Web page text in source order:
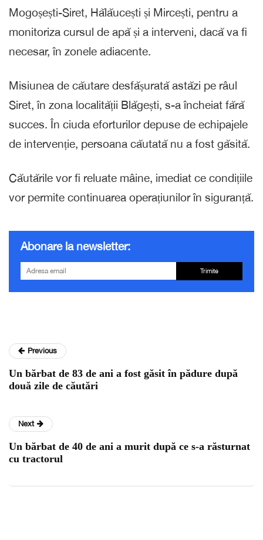
Mogoșești-Siret, Hălăucești și Mircești, pentru a
monitoriza cursul de apă și a interveni, dacă va fi
necesar, în zonele adiacente.
Misiunea de căutare desfășurată astăzi pe râul
Siret, în zona localității Blăgești, s-a încheiat fără
succes. În ciuda eforturilor depuse de echipajele
de intervenție, persoana căutată nu a fost găsită.
Căutările vor fi reluate mâine, imediat ce condițiile
vor permite continuarea operațiunilor în siguranță.
Abonare la newsletter:
Trimite
Previous
Un bărbat de 83 de ani a fost găsit în pădure după
două zile de căutări
Next
Un bărbat de 40 de ani a murit după ce s-a răsturnat
cu tractorul